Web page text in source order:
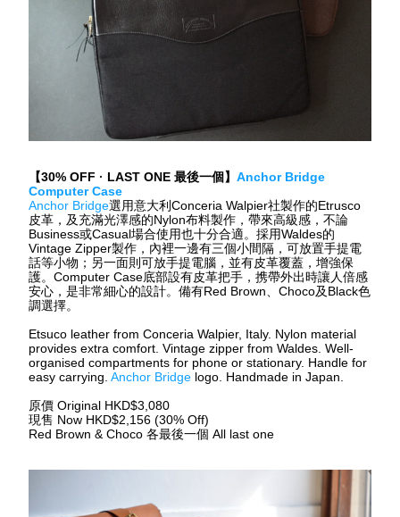
【30% OFF · LAST ONE 最後一個】 Anchor Bridge
Computer Case
Anchor Bridge選用意大利 Conceria Walpier社製作的Etrusco
皮革，及充滿光澤感的Nylon布料製作，帶來高級感，不論
Business或Casual場合使用也十分合適。採用Waldes的
Vintage Zipper製作，內裡一邊有三個小間隔，可放置手提電
話等小物；另一面則可放手提電腦，並有皮革覆蓋，增強保
護。 Computer Case底部設有皮革把手，携帶外出時讓人倍感
安心，是非常細心的設計。備有Red Brown Choco及Black色
調選擇。
Etsuco leather from Conceria Walpier, Italy. Nylon material
provides extra comfort. Vintage zipper from Waldes. Well-
organised compartments for phone or stationary. Handle for
easy carrying. Anchor Bridge logo. Handmade in Japan.
原價 Original HKD$3,080
現售 Now HKD$2,156 (30% Off)
Red Brown & Choco 各最後一個 All last one